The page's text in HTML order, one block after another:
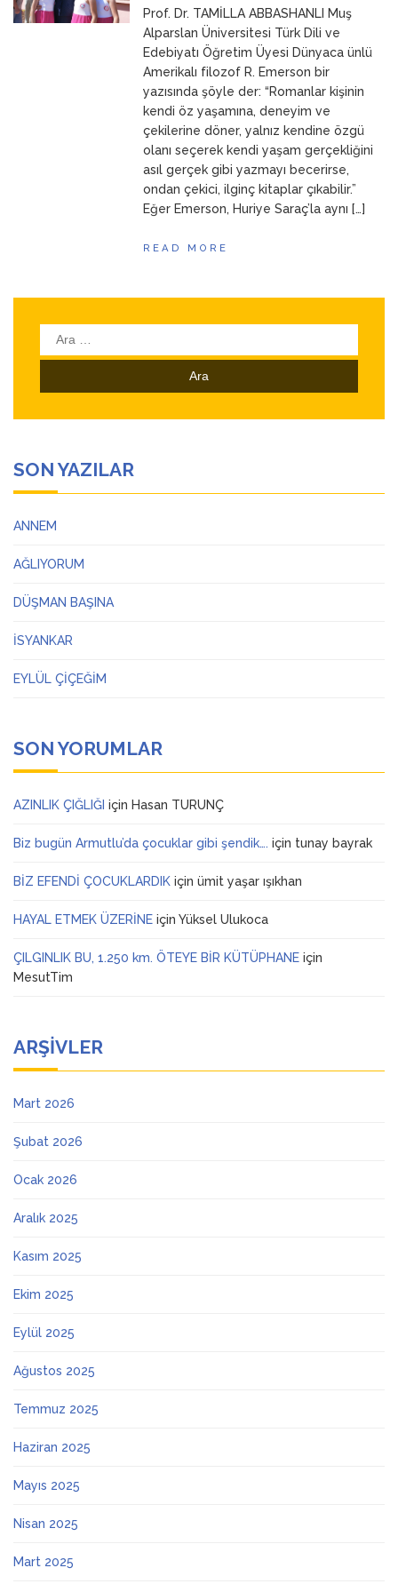
23 Mart 2026 ANNEMProf. Dr. TAMİLLA ABBASHANLI Muş
Alparslan Üniversitesi Türk Dili ve
Edebiyatı Öğretim Üyesi Dünyaca ünlü
Amerikalı filozof R. Emerson bir
yazısında şöyle der: “Romanlar kişinin
kendi öz yaşamına, deneyim ve
çekilerine döner, yalnız kendine özgü
olanı seçerek kendi yaşam gerçekliğini
asıl gerçek gibi yazmayı becerirse,
ondan çekici, ilginç kitaplar çıkabilir.”
Eğer Emerson, Huriye Saraç’la aynı […]
READ MORE
Arama:
SON YAZILAR
ANNEM
AĞLIYORUM
DÜŞMAN BAŞINA
İSYANKAR
EYLÜL ÇİÇEĞİM
SON YORUMLAR
AZINLIK ÇIĞLIĞI için Hasan TURUNÇ
Biz bugün Armutlu’da çocuklar gibi şendik…. için tunay bayrak
BİZ EFENDİ ÇOCUKLARDIK için ümit yaşar ışıkhan
HAYAL ETMEK ÜZERİNE için Yüksel Ulukoca
ÇILGINLIK BU, 1.250 km. ÖTEYE BİR KÜTÜPHANE için
MesutTim
ARŞIVLER
Mart 2026
Şubat 2026
Ocak 2026
Aralık 2025
Kasım 2025
Ekim 2025
Eylül 2025
Ağustos 2025
Temmuz 2025
Haziran 2025
Mayıs 2025
Nisan 2025
Mart 2025